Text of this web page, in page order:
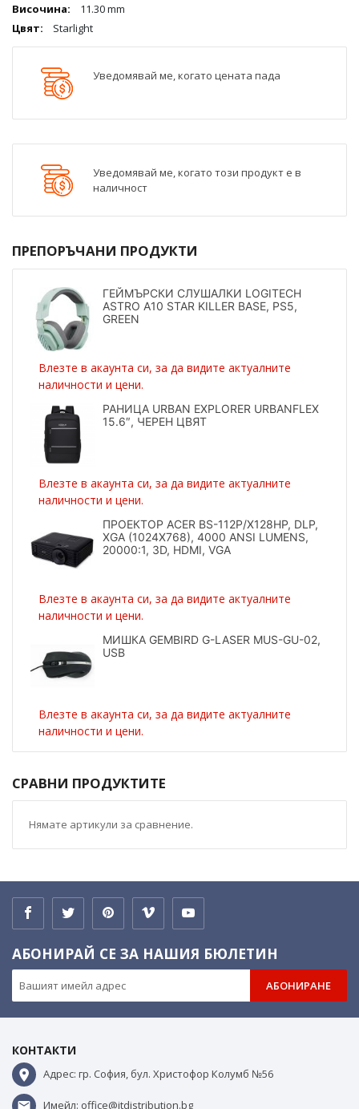
11.30 mm
Starlight
Уведомявай ме, когато цената пада
Уведомявай ме, когато този продукт е в
наличност
ПРЕПОРЪЧАНИ ПРОДУКТИ
ГЕЙМЪРСКИ СЛУШАЛКИ LOGITECH
ASTRO A10 STAR KILLER BASE, PS5,
GREEN
Влезте в акаунта си, за да видите актуалните
наличности и цени.
РАНИЦА URBAN EXPLORER URBANFLEX
15.6″, ЧЕРЕН ЦВЯТ
Влезте в акаунта си, за да видите актуалните
наличности и цени.
ПРОЕКТОР ACER BS-112P/X128HP, DLP,
XGA (1024X768), 4000 ANSI LUMENS,
20000:1, 3D, HDMI, VGA
Влезте в акаунта си, за да видите актуалните
наличности и цени.
МИШКА GEMBIRD G-LASER MUS-GU-02,
USB
Влезте в акаунта си, за да видите актуалните
наличности и цени.
СРАВНИ ПРОДУКТИТЕ
Нямате артикули за сравнение.
АБОНИРАЙ СЕ ЗА НАШИЯ БЮЛЕТИН
АБОНИРАНЕ
КОНТАКТИ
Адрес: гр. София, бул. Христофор Колумб №56
Имейл: office@itdistribution.bg